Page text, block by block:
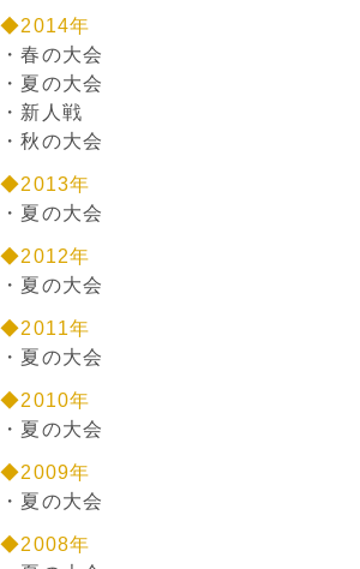
◆2014年
・春の大会
・ 夏の大会
・ 新人戦
・秋の大会
◆2013年
・ 夏の大会
◆2012年
・ 夏の大会
◆2011年
・ 夏の大会
◆2010年
・ 夏の大会
◆2009年
・ 夏の大会
◆2008年